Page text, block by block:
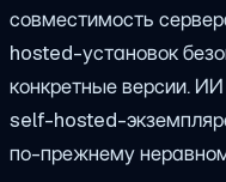
совместимость
hosted-установок
конкретные версии.
self-hosted-
по-прежнему